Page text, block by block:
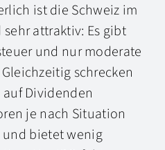
ist die Schweiz im
attraktiv: Es gibt
und nur moderate
schrecken
Dividenden
je nach Situation
und bietet wenig